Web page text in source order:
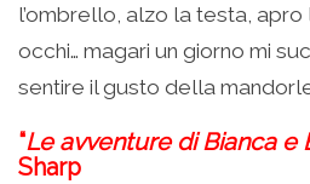
l’ombrello, alzo la testa,
occhi… magari un giorno mi
sentire il gusto della
“Le avventure di Bianca e
Sharp